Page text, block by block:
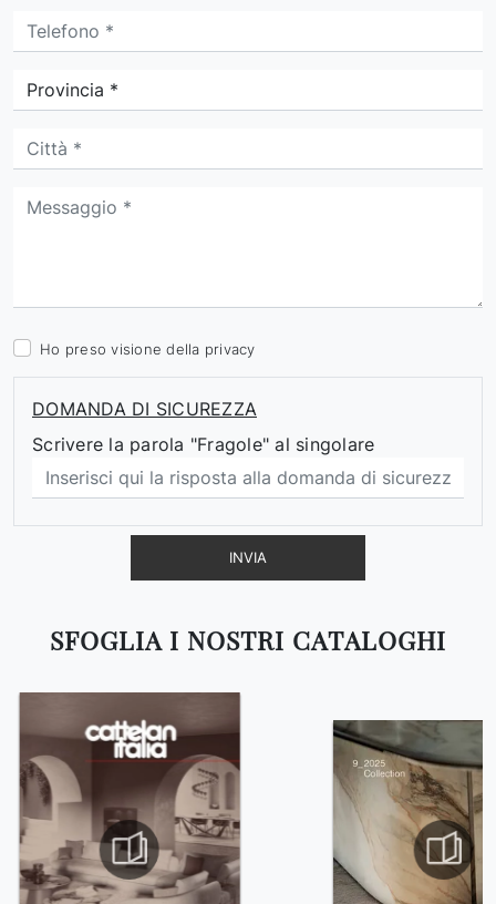
SFOGLIA I NOSTRI CATALOGHI
Ho preso visione della privacy
DOMANDA DI SICUREZZA
Scrivere la parola "Fragole" al singolare
INVIA